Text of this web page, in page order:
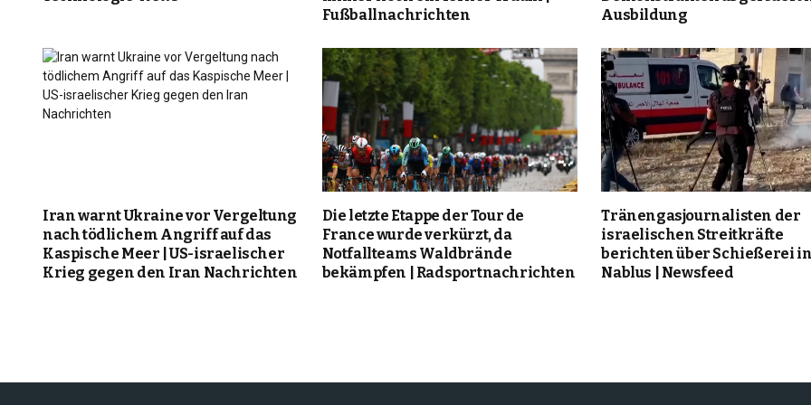
Fußballnachrichten
Ausbildung
Iran warnt Ukraine vor Vergeltung
nach tödlichem Angriff auf das
Kaspische Meer | US-israelischer
Krieg gegen den Iran Nachrichten
Die letzte Etappe der Tour de
France wurde verkürzt, da
Notfallteams Waldbrände
bekämpfen | Radsportnachrichten
Tränengasjournalisten der
israelischen Streitkräfte
berichten über Schießerei
Nablus | Newsfeed